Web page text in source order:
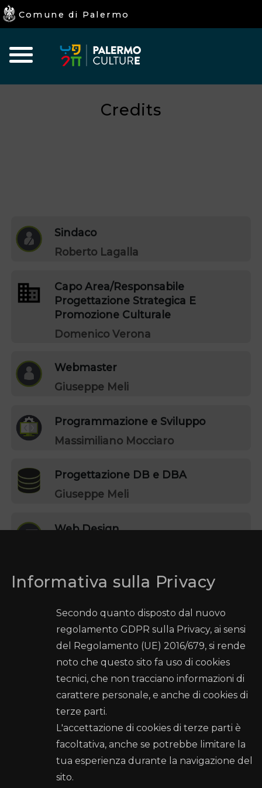
Home
Iniziative
Eventi
I
Comune di Palermo
Credits
Sindaco
Roberto Lagalla
Capo Area/Responsabile
Progettazione Strategica E
Promozione Culturale
Domenico Verona
Webmaster
Giuseppe Meli
Programmazione e Sviluppo
Massimiliano Mocciaro
Progettazione DB e DBA
Giuseppe Meli
Web Design
Comune di Palermo
Recapiti e Contatti
Sede: Palazzo Ziino - Via Dante Alighieri, 53 - 90144
Posta elettronica certificata (PEC):
settorecultura@cert.comune.palermo.it
Telefono: 091 7407792 - 091 7407783
Informativa sulla Privacy
Secondo quanto disposto dal nuovo
regolamento GDPR sulla Privacy, ai sensi
del Regolamento (UE) 2016/679, si rende
noto che questo sito fa uso di cookies
tecnici, che non tracciano informazioni di
carattere personale, e anche di cookies di
terze parti.
L'accettazione di cookies di terze parti è
facoltativa, anche se potrebbe limitare la
tua esperienza durante la navigazione del
sito.